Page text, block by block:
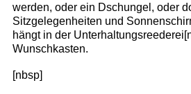
werden, oder ein Dschungel, oder
Sitzgelegenheiten und
hängt in der
Wunschkasten.
[nbsp]